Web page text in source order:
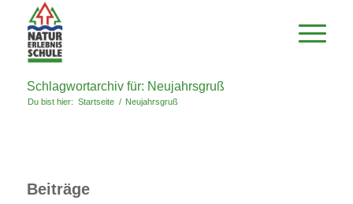
Schlagwortarchiv für: Neujahrsgruß
Du bist hier: Startseite / Neujahrsgruß
Beiträge